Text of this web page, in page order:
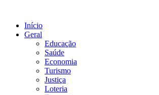
conteúdo
Início
Geral
Educação
Saúde
Economia
Turismo
Justiça
Loteria